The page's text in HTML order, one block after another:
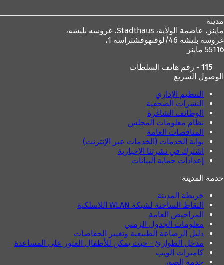
مدينة
ماينز، عاصمة الولاية،
غروسه بليشه 46/لوفنهوفشتراسه 1،
55116 ماينز
115 - رقم هاتف السلطات
الوصول السريع
التنظيم الإداري
النشرات الصحفية
الوظائف الشاغرة
نظام معلومات المجلس
المناقصات العامة
بوابة الخدمات (الخدمات عبر الإنترنت)
اشترك في نشرتنا الإخبارية
إعدادات حماية البيانات
خدمة المدينة
خريطة المدينة
النقاط الساخنة لشبكة WLAN اللاسلكية
المراحيض العامة
معلومات الجدول الزمني
دليل الرضاعة الطبيعية وتغيير الحفاضات
مدخل الطوارئ - حيث يمكن للأطفال العثور على المساعدة
كاميرات الويب
خدمة الصور